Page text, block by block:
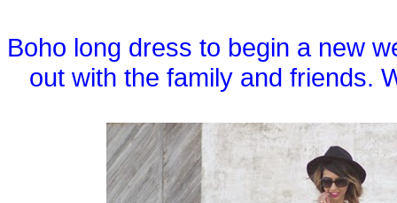
Boho long dress to begin a new
out with the family and friends.